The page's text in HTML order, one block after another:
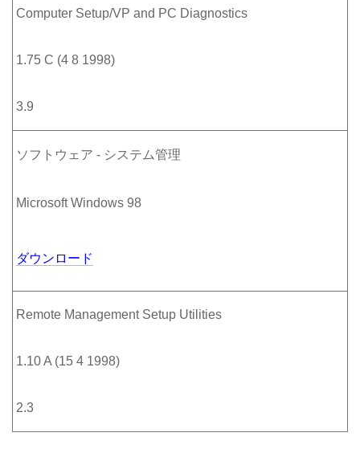
Computer Setup/VP and PC Diagnostics
1.75 C (4 8 1998)
3.9
ソフトウェア - システム管理
Microsoft Windows 98
ダウンロード
Remote Management Setup Utilities
1.10 A (15 4 1998)
2.3